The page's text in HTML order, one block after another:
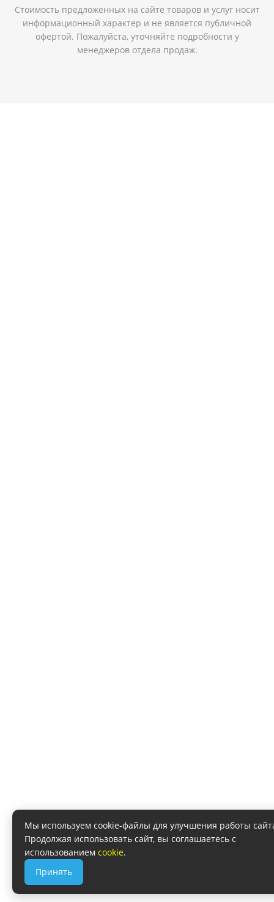
Стоимость предложенных на сайте товаров и услуг носит
информационный характер и не является публичной
офертой. Пожалуйста, уточняйте подробности у
менеджеров отдела продаж.
Мы используем cookie-файлы для улучшения работы
Продолжая использовать сайт, вы соглашаетесь с
использованием cookie.
Принять